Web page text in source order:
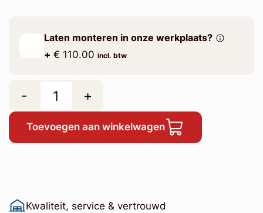
Laten monteren in onze werkplaats?
+ € 110.00 incl. btw
- +
Toevoegen aan winkelwagen
Kwaliteit, service & vertrouwd